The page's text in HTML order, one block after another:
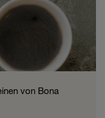
von Bona